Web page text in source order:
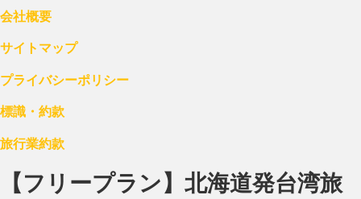
会社概要
サイトマップ
プライバシーポリシー
標識・約款
旅行業約款
【フリープラン】北海道発台湾旅